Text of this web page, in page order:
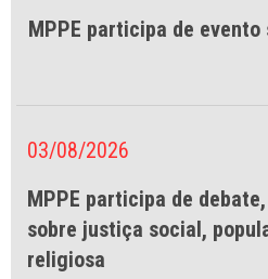
MPPE participa de
03/08/2026
MPPE participa de
sobre justiça social,
religiosa